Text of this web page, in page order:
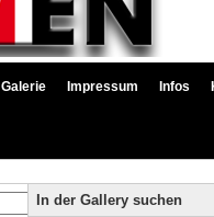
Galerie Impressum Infos
In der Gallery suchen